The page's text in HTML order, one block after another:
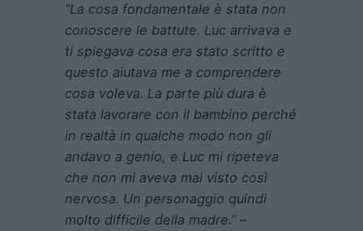
“La cosa fondamentale è stata non
conoscere le battute. Luc arrivava e
ti spiegava cosa era stato scritto e
questo aiutava me a comprendere
cosa voleva. La parte più dura è
stata lavorare con il bambino perché
in realtà in qualche modo non gli
andavo a genio, e Luc mi ripeteva
che non mi aveva mai visto così
nervosa. Un personaggio quindi
molto difficile della madre.” –